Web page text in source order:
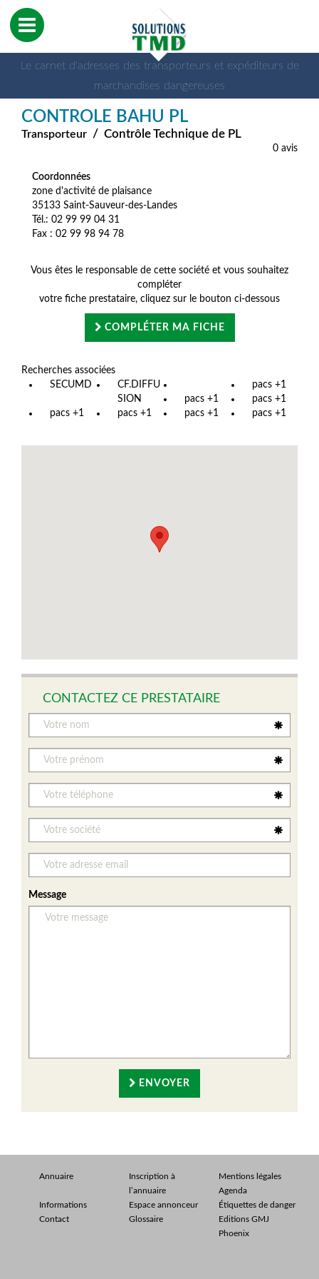
Le carnet d'adresses des transporteurs et expéditeurs de
marchandises dangereuses
CONTROLE BAHU PL
Transporteur / Contrôle Technique de PL
0 avis
Coordonnées
zone d'activité de plaisance
35133 Saint-Sauveur-des-Landes
Tél.: 02 99 99 04 31
Fax : 02 99 98 94 78
Vous êtes le responsable de cette société et vous souhaitez
compléter
votre fiche prestataire, cliquez sur le bouton ci-dessous
COMPLÉTER MA FICHE
Recherches associées
SECUMD
CF.DIFFU
SION
pacs +1
pacs +1
pacs +1
pacs +1
pacs +1 pacs +1 pacs +1
CONTACTEZ CE PRESTATAIRE
Message
ENVOYER
Annuaire
Inscription à
l’annuaire
Mentions légales
Agenda
Informations
Espace annonceur
Étiquettes de danger
Contact
Glossaire
Editions GMJ
Phoenix